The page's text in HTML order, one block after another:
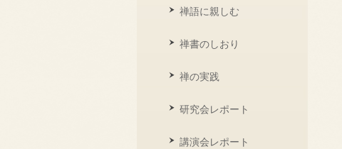
禅語に親しむ
禅書のしおり
禅の実践
研究会レポート
講演会レポート